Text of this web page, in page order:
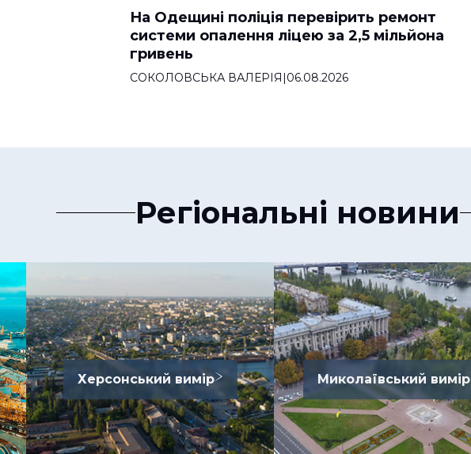
На Одещині поліція перевірить ремонт
системи опалення ліцею за 2,5 мільйона
гривень
СОКОЛОВСЬКА ВАЛЕРІЯ|06.08.2026
Регіональні новини
Херсонський вимір Миколаївський вимір